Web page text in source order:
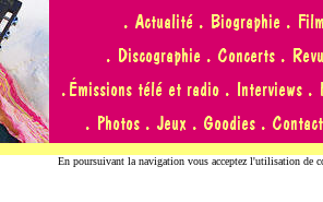
En poursuivant la navigation vous acceptez l'utilisation de